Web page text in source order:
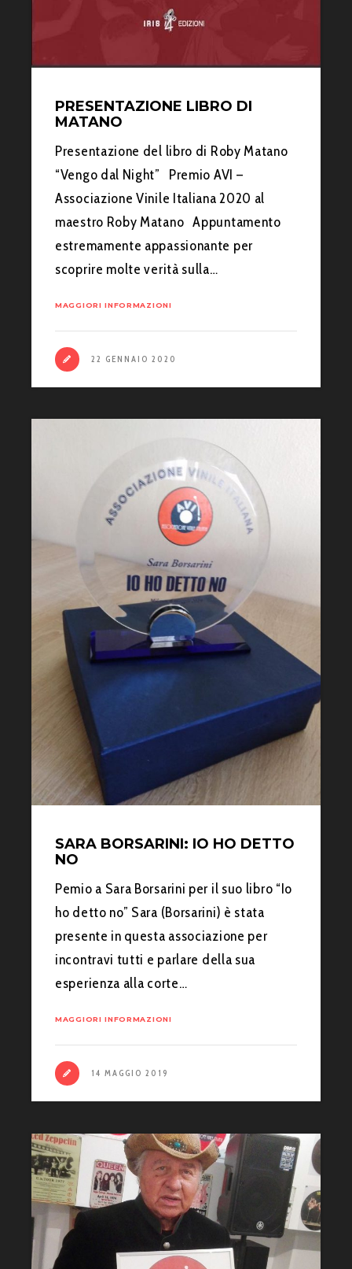
PRESENTAZIONE LIBRO DI
MATANO
Presentazione del libro di Roby Matano
“Vengo dal Night” Premio AVI –
Associazione Vinile Italiana 2020 al
maestro Roby Matano Appuntamento
estremamente appassionante per
scoprire molte verità sulla…
MAGGIORI INFORMAZIONI
22 GENNAIO 2020
SARA BORSARINI: IO HO DETTO
NO
Pemio a Sara Borsarini per il suo libro “Io
ho detto no” Sara (Borsarini) è stata
presente in questa associazione per
incontravi tutti e parlare della sua
esperienza alla corte…
MAGGIORI INFORMAZIONI
14 MAGGIO 2019